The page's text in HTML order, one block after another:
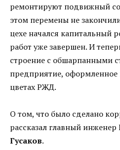
ремонтируют подвижный
этом перемены не
цехе начался капитальный
работ уже завершен. И
строение с обшарпанными
предприятие,
цветах РЖД.
О том, что было сделано
рассказал главный
Гусаков.